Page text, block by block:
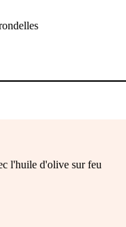
l'huile d'olive sur feu